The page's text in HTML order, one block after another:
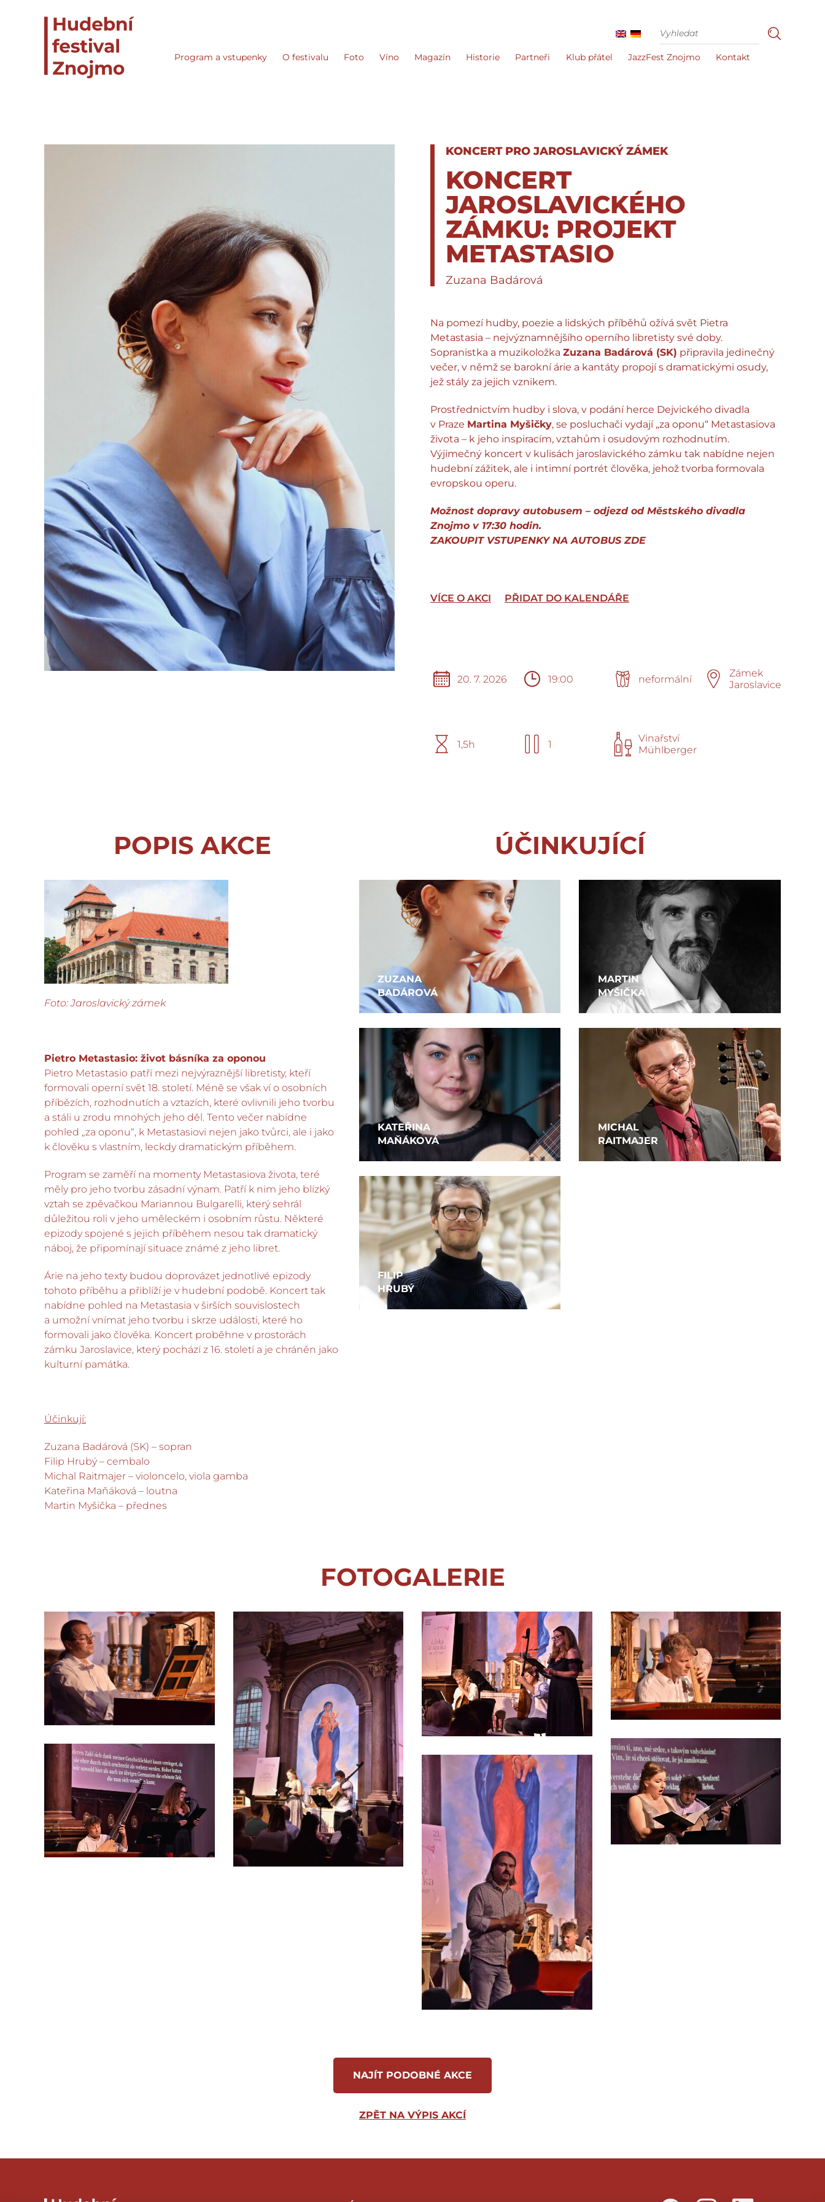
Program a vstupenky O festivalu Foto Víno Magazín Historie Partneři Klub přátel JazzFest Znojmo Kontakt
KONCERT PRO JAROSLAVICKÝ ZÁMEK
KONCERT
JAROSLAVICKÉHO
ZÁMKU: PROJEKT
METASTASIO
Zuzana Badárová
Na pomezí hudby, poezie a lidských příběhů ožívá svět Pietra
Metastasia – nejvýznamnějšího operního libretisty své doby.
Sopranistka a muzikoložka Zuzana Badárová (SK) připravila jedinečný
večer, v němž se barokní árie a kantáty propojí s dramatickými osudy,
jež stály za jejich vznikem.
Prostřednictvím hudby i slova, v podání herce Dejvického divadla
v Praze Martina Myšičky, se posluchači vydají „za oponu“ Metastasiova
života – k jeho inspiracím, vztahům i osudovým rozhodnutím.
Výjimečný koncert v kulisách jaroslavického zámku tak nabídne nejen
hudební zážitek, ale i intimní portrét člověka, jehož tvorba formovala
evropskou operu.
Možnost dopravy autobusem – odjezd od Městského divadla
Znojmo v 17:30 hodin.
ZAKOUPIT VSTUPENKY NA AUTOBUSZDE
VÍCE O AKCI PŘIDAT DO KALENDÁŘE
20. 7. 2026 19:00 neformální
Zámek
Jaroslavice
1,5h 1
Vinařství
Mühlberger
POPIS AKCE
Foto: Jaroslavický zámek
Pietro Metastasio: život básníka za oponou
Pietro Metastasio patří mezi nejvýraznější libretisty, kteří
formovali operní svět 18. století. Méně se však ví o osobních
příbězích, rozhodnutích a vztazích, které ovlivnili jeho tvorbu
a stáli u zrodu mnohých jeho děl. Tento večer nabídne
pohled „za oponu“, k Metastasiovi nejen jako tvůrci, ale i jako
k člověku s vlastním, leckdy dramatickým příběhem.
Program se zaměří na momenty Metastasiova života, teré
měly pro jeho tvorbu zásadní výnam. Patří k nim jeho blízký
vztah se zpěvačkou Mariannou Bulgarelli, který sehrál
důležitou roli v jeho uměleckém i osobním růstu. Některé
epizody spojené s jejich příběhem nesou tak dramatický
náboj, že připomínají situace známé z jeho libret.
Árie na jeho texty budou doprovázet jednotlivé epizody
tohoto příběhu a přiblíží je v hudební podobě. Koncert tak
nabídne pohled na Metastasia v širších souvislostech
a umožní vnímat jeho tvorbu i skrze události, které ho
formovali jako člověka. Koncert proběhne v prostorách
zámku Jaroslavice, který pochází z 16. století a je chráněn jako
kulturní památka.
Účinkují:
Zuzana Badárová (SK) – sopran
Filip Hrubý – cembalo
Michal Raitmajer – violoncelo, viola gamba
Kateřina Maňáková – loutna
Martin Myšička – přednes
ÚČINKUJÍCÍ
ZUZANA
BADÁROVÁ
MARTIN
MYŠIČKA
KATEŘINA
MAŇÁKOVÁ
MICHAL
RAITMAJER
FILIP
HRUBÝ
FOTOGALERIE
NAJÍT PODOBNÉ AKCE
ZPĚT NA VÝPIS AKCÍ